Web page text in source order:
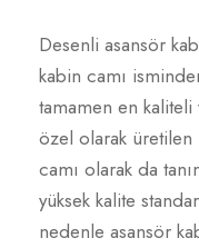
Desenli asansör
kabin camı
tamamen en kaliteli
özel olarak
camı olarak da
yüksek kalite
nedenle asansör